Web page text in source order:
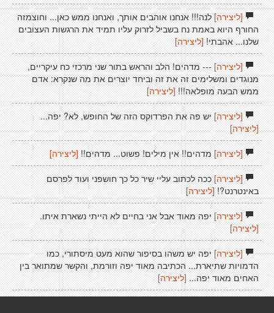
[ליצירה]לנה!!! אנחנו אוהבים אותך, ואנחנו ממש כאן... וחוצמזה
החורף היוא באמת נח בשביל לזרוק עליו תמיד את הרגשות העצובים
שלנו... אהבתי! [ליצירה]
[ליצירה]--- מדהים! הלב והראש בתור שני מרכזי כח עיקריים,
מנוגדים ומשלימים זה את זה וביחד יוצרים את מה שנקרא: אדם
ממש הבעה מופלאה!!! [ליצירה]
[ליצירה]יש פה את הפרדוקס הזה של החופש, לא? יפה...
[ליצירה]
[ליצירה]מדהים!! אין מילים! פשוט... מדהים!! [ליצירה]
[ליצירה]ככה לכתוב עליי שיר כל כך חושפני ועוד לפרסם
באינטרנט?![ליצירה]
[ליצירה]יפה מאוד אבל אני בחיים לא הייתי נשארת איתו.
[ליצירה]
[ליצירה]יפה יש משהו בסיפור שהוא מעט מיסתורי, כמו
הדמויות שתיארת... הכתיבה מאוד יפה וזורמת, והקשר שמתואר בין
האחים מאוד יפה...[ליצירה]